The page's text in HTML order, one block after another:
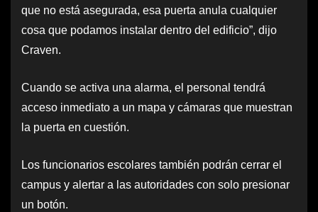
que no está asegurada, esa puerta anula cualquier
cosa que podamos instalar dentro del edificio”, dijo
Craven.
Cuando se activa una alarma, el personal tendrá
acceso inmediato a un mapa y cámaras que muestran
la puerta en cuestión.
Los funcionarios escolares también podrán cerrar el
campus y alertar a las autoridades con solo presionar
un botón.